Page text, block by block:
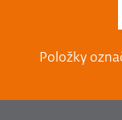
Položky